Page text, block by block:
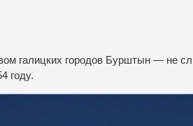
галицких городов Бурштын — не
году.